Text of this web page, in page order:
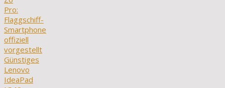
Pro:
Flaggschiff-
Smartphone
offiziell
vorgestellt
Günstiges
Lenovo
IdeaPad